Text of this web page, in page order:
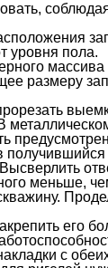
уровня пола.
массива
размеру
получившийся
меньше,
его
с